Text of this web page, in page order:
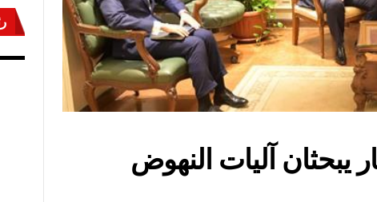
يبحثان آليات النهوض
أكتوبر «النصر» و«المجلة»